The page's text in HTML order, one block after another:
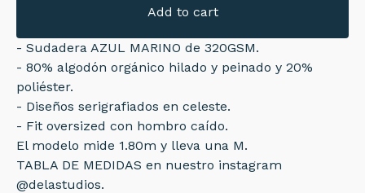
Add to cart
- Sudadera AZUL MARINO de 320GSM.
- 80% algodón orgánico hilado y peinado y 20%
poliéster.
- Diseños serigrafiados en celeste.
- Fit oversized con hombro caído.
El modelo mide 1.80m y lleva una M.
TABLA DE MEDIDAS en nuestro instagram
@delastudios.